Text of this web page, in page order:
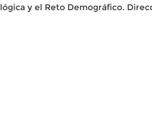
y el Reto Demográfico.